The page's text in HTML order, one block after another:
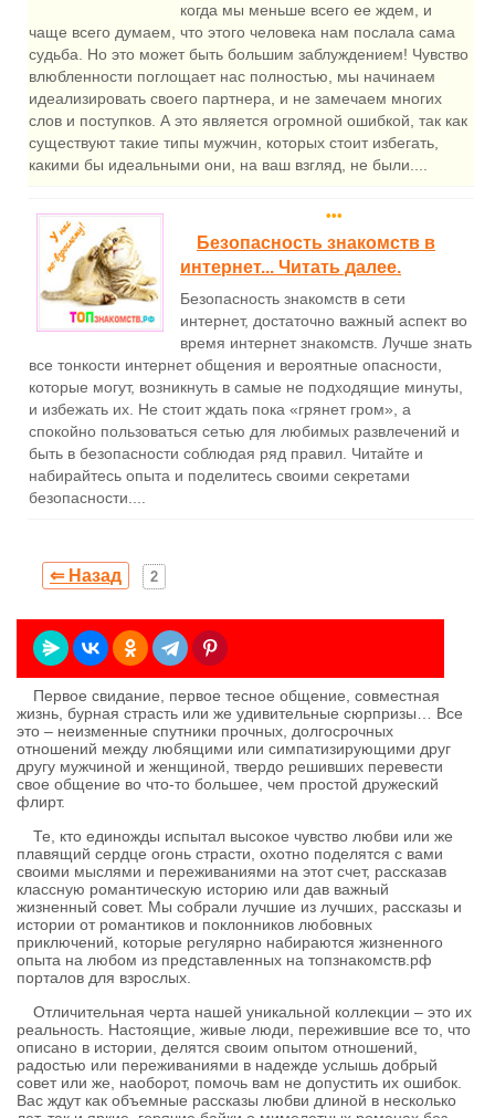
когда мы меньше всего ее ждем, и
чаще всего думаем, что этого человека нам послала сама
судьба. Но это может быть большим заблуждением! Чувство
влюбленности поглощает нас полностью, мы начинаем
идеализировать своего партнера, и не замечаем многих
слов и поступков. А это является огромной ошибкой, так как
существуют такие типы мужчин, которых стоит избегать,
какими бы идеальными они, на ваш взгляд, не были....
•••
Безопасность знакомств в
интернет... Читать далее.
Безопасность знакомств в сети
интернет, достаточно важный аспект во
время интернет знакомств. Лучше знать
все тонкости интернет общения и вероятные опасности,
которые могут, возникнуть в самые не подходящие минуты,
и избежать их. Не стоит ждать пока «грянет гром», а
спокойно пользоваться сетью для любимых развлечений и
быть в безопасности соблюдая ряд правил. Читайте и
набирайтесь опыта и поделитесь своими секретами
безопасности....
⇐ Назад 2
Первое свидание, первое тесное общение, совместная
жизнь, бурная страсть или же удивительные сюрпризы… Все
это – неизменные спутники прочных, долгосрочных
отношений между любящими или симпатизирующими друг
другу мужчиной и женщиной, твердо решивших перевести
свое общение во что-то большее, чем простой дружеский
флирт.
Те, кто единожды испытал высокое чувство любви или же
плавящий сердце огонь страсти, охотно поделятся с вами
своими мыслями и переживаниями на этот счет, рассказав
классную романтическую историю или дав важный
жизненный совет. Мы собрали лучшие из лучших, рассказы и
истории от романтиков и поклонников любовных
приключений, которые регулярно набираются жизненного
опыта на любом из представленных на топзнакомств.рф
порталов для взрослых.
Отличительная черта нашей уникальной коллекции – это их
реальность. Настоящие, живые люди, пережившие все то, что
описано в истории, делятся своим опытом отношений,
радостью или переживаниями в надежде услышь добрый
совет или же, наоборот, помочь вам не допустить их ошибок.
Вас ждут как объемные рассказы любви длиной в несколько